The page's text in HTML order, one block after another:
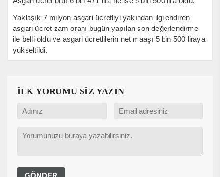
Yaklaşık 7 milyon asgari ücretliyi yakından ilgilendiren
asgari ücret zam oranı bugün yapılan son değerlendirme
ile belli oldu ve asgari ücretlilerin net maaşı 5 bin 500 liraya
yükseltildi.
İLK YORUMU SİZ YAZIN